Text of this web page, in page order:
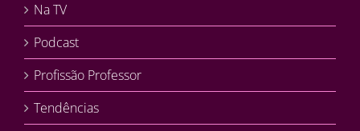
Na TV
Podcast
Profissão Professor
Tendências